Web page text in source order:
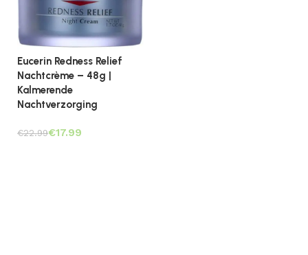
Eucerin Redness Relief
Nachtcrème – 48g |
Kalmerende
Nachtverzorging
€22.99€17.99